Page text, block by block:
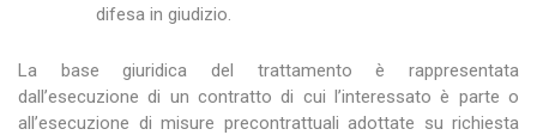
difesa in giudizio.
La base giuridica del trattamento è rappresentata
dall’esecuzione di un contratto di cui l’interessato è parte o
all’esecuzione di misure precontrattuali adottate su richiesta